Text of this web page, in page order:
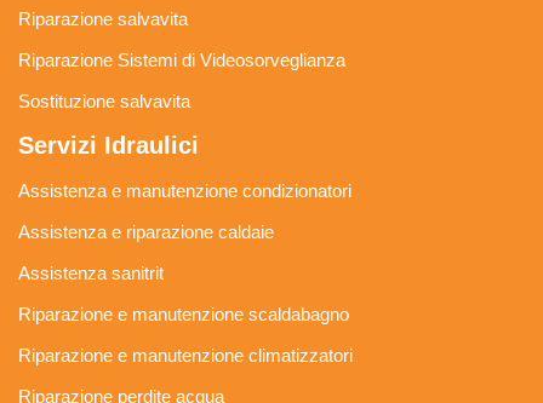
Riparazione salvavita
Riparazione Sistemi di Videosorveglianza
Sostituzione salvavita
Servizi Idraulici
Assistenza e manutenzione condizionatori
Assistenza e riparazione caldaie
Assistenza sanitrit
Riparazione e manutenzione scaldabagno
Riparazione e manutenzione climatizzatori
Riparazione perdite acqua